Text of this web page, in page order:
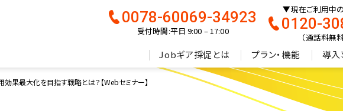
0078-60069-34923
受付時間:平日 9:00 – 17:00
現在ご利用中
0120-
（通話料無料
Jobギア採促とは プラン・機能 導入
効果最大化を目指す戦略とは？【Webセミナー】